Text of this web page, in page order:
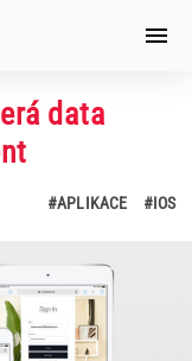
data
#APLIKACE #IOS